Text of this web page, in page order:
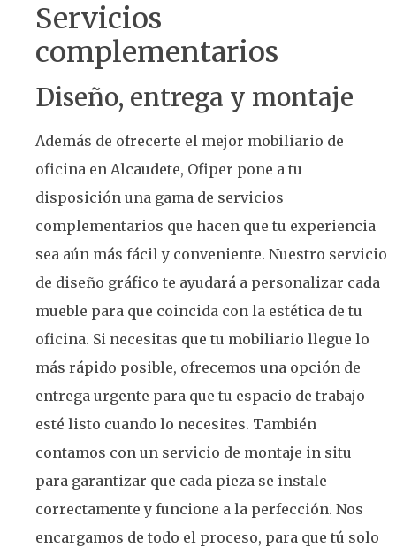
Servicios
complementarios
Diseño, entrega y montaje
Además de ofrecerte el mejor mobiliario de
oficina en Alcaudete, Ofiper pone a tu
disposición una gama de servicios
complementarios que hacen que tu experiencia
sea aún más fácil y conveniente. Nuestro servicio
de diseño gráfico te ayudará a personalizar cada
mueble para que coincida con la estética de tu
oficina. Si necesitas que tu mobiliario llegue lo
más rápido posible, ofrecemos una opción de
entrega urgente para que tu espacio de trabajo
esté listo cuando lo necesites. También
contamos con un servicio de montaje in situ
para garantizar que cada pieza se instale
correctamente y funcione a la perfección. Nos
encargamos de todo el proceso, para que tú solo